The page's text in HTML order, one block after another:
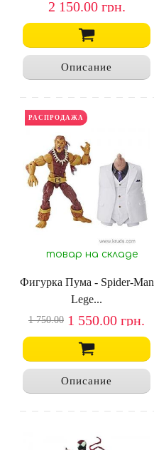
2 150.00 грн.
Описание
РАСПРОДАЖА
товар на складе
Фигурка Пума - Spider-Man
Lege...
1 750.00 1 550.00 грн.
Описание